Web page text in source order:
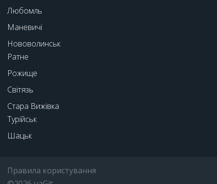
Любомль
Маневичі
Нововолинськ
Ратне
Рожище
Світязь
Стара Вижівка
Турійськ
Шацьк
Правила користування